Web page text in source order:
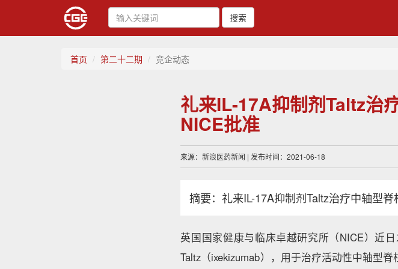
搜索
首页 第二十二期 竞企动态
礼来IL-17A抑制剂Taltz治
NICE批准
来源：新浪医药新闻 | 发布时间：2021-06-18
摘要：礼来IL-17A抑制剂Taltz治疗中轴型
英国国家健康与临床卓越研究所（NICE）近
Taltz（ixekizumab），用于治疗活动性中轴型